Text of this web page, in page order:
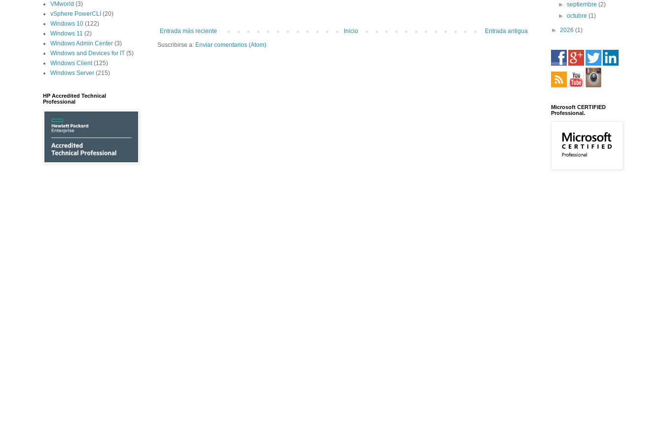
Entrada más reciente Entrada antigua
Inicio
Suscribirse a: Enviar comentarios (Atom)
VMworld (3)
vSphere PowerCLI (20)
Windows 10 (122)
Windows 11 (2)
Windows Admin Center (3)
Windows and Devices for IT (5)
Windows Client (125)
Windows Server (215)
HP Accredited Technical
Professional
►septiembre(2)
►octubre(1)
► 2026 (1)
Microsoft CERTIFIED
Professional.